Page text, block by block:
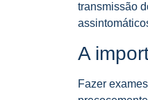
transmissão
A
Fazer